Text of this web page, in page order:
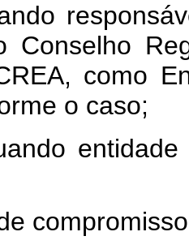
Conselho
como
o caso;
de